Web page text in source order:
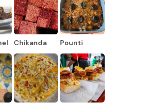
Chikanda Pounti